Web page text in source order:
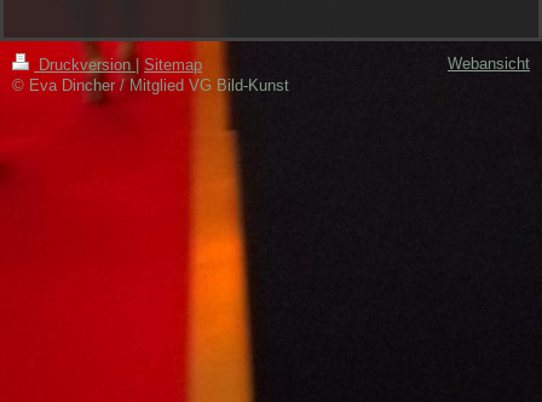
Druckversion
Sitemap
© Eva Dincher / Mitglied VG Bild-Kunst
Webansicht